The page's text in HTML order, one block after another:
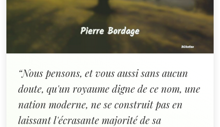
“Nous pensons, et vous aussi sans aucun
doute, qu'un royaume digne de ce nom, une
nation moderne, ne se construit pas en
laissant l'écrasante majorité de sa